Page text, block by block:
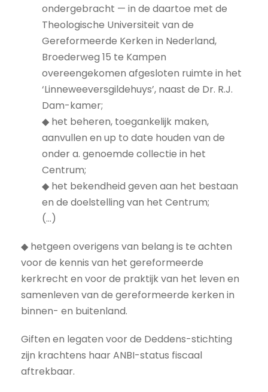
ondergebracht — in de daartoe met de
Theologische Universiteit van de
Gereformeerde Kerken in Nederland,
Broederweg 15 te Kampen
overeengekomen afgesloten ruimte in het
‘Linneweeversgildehuys’, naast de Dr. R.J.
Dam-kamer;
◆ het beheren, toegankelijk maken,
aanvullen en up to date houden van de
onder a. genoemde collectie in het
Centrum;
◆ het bekendheid geven aan het bestaan
en de doelstelling van het Centrum;
(…)
◆ hetgeen overigens van belang is te achten
voor de kennis van het gereformeerde
kerkrecht en voor de praktijk van het leven en
samenleven van de gereformeerde kerken in
binnen- en buitenland.
Giften en legaten voor de Deddens-stichting
zijn krachtens haar ANBI-status fiscaal
aftrekbaar.